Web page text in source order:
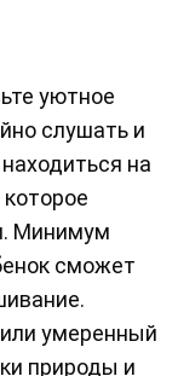
уютное
слушать и
на
Минимум
сможет
умеренный
природы и